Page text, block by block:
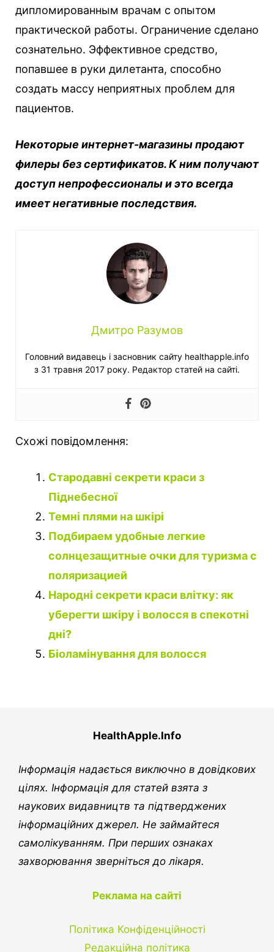
дипломированным врачам с опытом
практической работы. Ограничение сделано
сознательно. Эффективное средство,
попавшее в руки дилетанта, способно
создать массу неприятных проблем для
пациентов.
Некоторые интернет-магазины продают
филеры без сертификатов. К ним получают
доступ непрофессионалы и это всегда
имеет негативные последствия.
Дмитро Разумов
Головний видавець і засновник сайту healthapple.info
з 31 травня 2017 року. Редактор статей на сайті.
Схожі повідомлення:
Стародавні секрети краси з
Піднебесної
Темні плями на шкірі
Подбираем удобные легкие
солнцезащитные очки для туризма с
поляризацией
Народні секрети краси влітку: як
уберегти шкіру і волосся в спекотні
дні?
Біоламінування для волосся
HealthApple.Info
Інформація надається виключно в довідкових
цілях. Інформація для статей взята з
наукових видавництв та підтверджених
інформаційних джерел. Не займайтеся
самолікуванням. При перших ознаках
захворювання зверніться до лікаря.
Реклама на сайті
Політика Конфіденційності
Редакційна політика